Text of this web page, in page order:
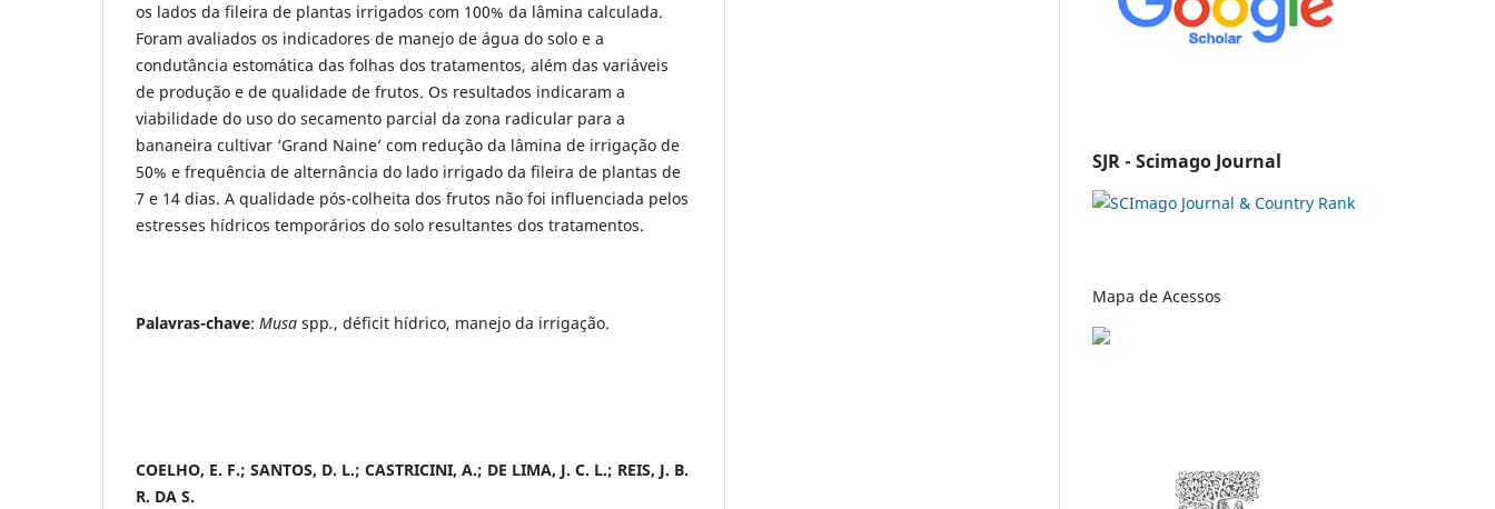
os lados da fileira de plantas irrigados com 100% da lâmina calculada.
Foram avaliados os indicadores de manejo de água do solo e a
condutância estomática das folhas dos tratamentos, além das variáveis
de produção e de qualidade de frutos. Os resultados indicaram a
viabilidade do uso do secamento parcial da zona radicular para a
bananeira cultivar ‘Grand Naine’ com redução da lâmina de irrigação de
50% e frequência de alternância do lado irrigado da fileira de plantas de
7 e 14 dias. A qualidade pós-colheita dos frutos não foi influenciada pelos
estresses hídricos temporários do solo resultantes dos tratamentos.
Palavras-chave: Musa spp., déficit hídrico, manejo da irrigação.
COELHO, E. F.; SANTOS, D. L.; CASTRICINI, A.; DE LIMA, J. C. L.; REIS, J. B.
R. DA S.
SJR - Scimago Journal
Mapa de Acessos